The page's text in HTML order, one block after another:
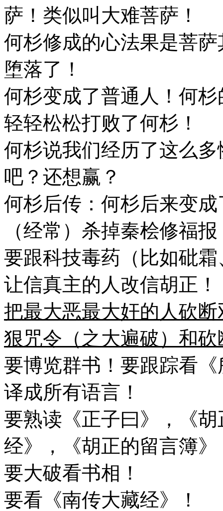
萨！类似叫大难菩萨！
何杉修成的心法果是菩
堕落了！
何杉变成了普通人！何
轻轻松松打败了何杉！
何杉说我们经历了这么
吧？还想赢？
何杉后传：何杉后来变
（经常）杀掉秦桧修福报
要跟科技毒药（比如砒
让信真主的人改信胡正！
把最大恶最大奸的人砍
狠咒令（之大遍破）和
要博览群书！要跟踪看
译成所有语言！
要熟读《正子曰》，《
经》，《胡正的留言簿
要大破看书相！
要看《南传大藏经》！